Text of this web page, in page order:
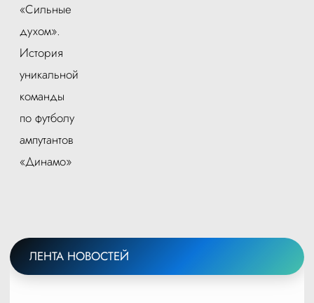
«Сильные
духом».
История
уникальной
команды
по футболу
ампутантов
«Динамо»
ЛЕНТА НОВОСТЕЙ